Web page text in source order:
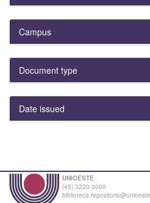
Campus
Document type
Date issued
UNIOESTE
(45) 3220-3000